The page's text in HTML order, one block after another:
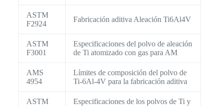
ASTM
F2924
Fabricación aditiva Aleación Ti6Al4V
ASTM
F3001
Especificaciones del polvo de aleación
de Ti atomizado con gas para AM
AMS
4954
Límites de composición del polvo de
Ti-6Al-4V para la fabricación aditiva
ASTM Especificaciones de los polvos de Ti y